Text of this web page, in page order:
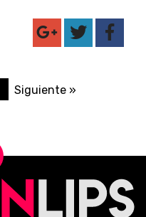
Siguiente »